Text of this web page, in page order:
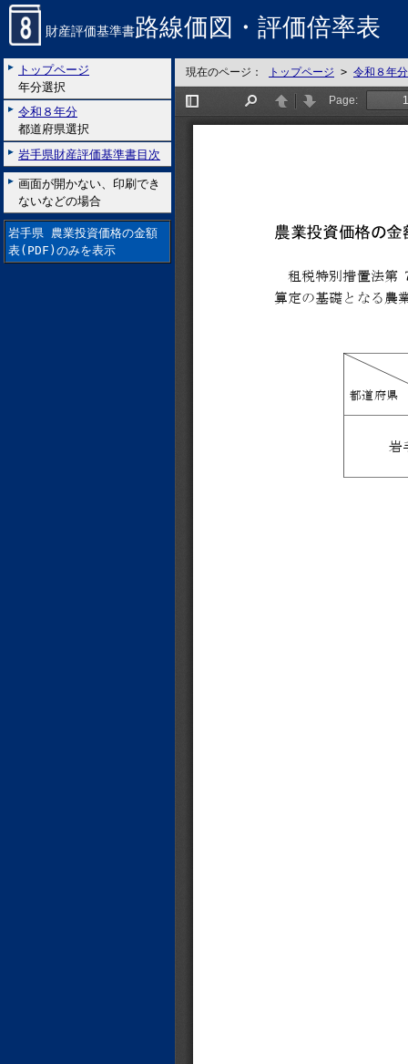
財産評価基準書路線価図・評価倍率表
トップページ
年分選択
令和８年分
都道府県選択
岩手県財産評価基準書目次
画面が開かない、印刷でき
ないなどの場合
岩手県 農業投資価格の金額
表(PDF)のみを表示
現在のページ： トップページ > 令和８年分